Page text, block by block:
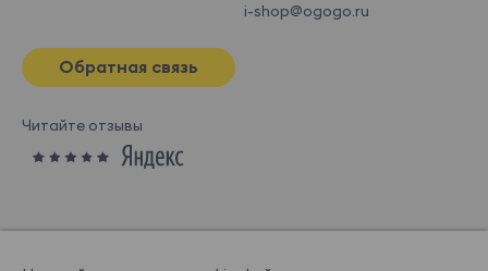
i-shop@ogogo.ru
Обратная связь
Читайте отзывы